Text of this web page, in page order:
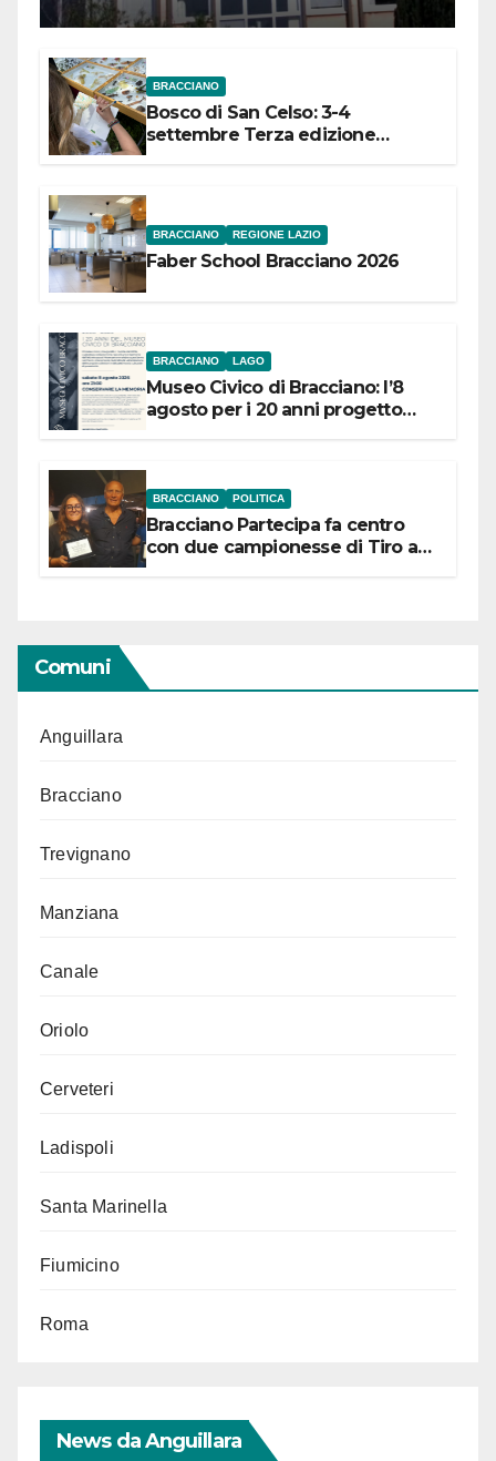
Meridionale
BRACCIANO
Bosco di San Celso: 3-4
settembre Terza edizione
BRACCIANO REGIONE LAZIO
Faber School Bracciano 2026
BRACCIANO LAGO
Museo Civico di Bracciano: l’8
agosto per i 20 anni progetto
BRACCIANO POLITICA
Bracciano Partecipa fa centro
con due campionesse di Tiro a
Comuni
Anguillara
Bracciano
Trevignano
Manziana
Canale
Oriolo
Cerveteri
Ladispoli
Santa Marinella
Fiumicino
Roma
News da Anguillara